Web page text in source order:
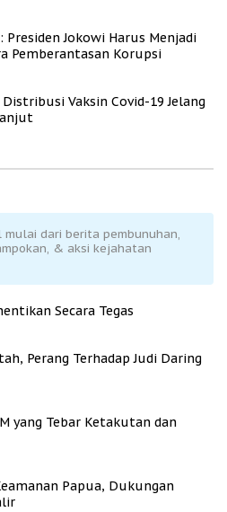
Presiden Jokowi Harus Menjadi
Pemberantasan Korupsi
Vaksin Covid-19 Jelang
dari berita pembunuhan,
& aksi kejahatan
Secara Tegas
Perang Terhadap Judi Daring
yang Tebar Ketakutan dan
Papua, Dukungan